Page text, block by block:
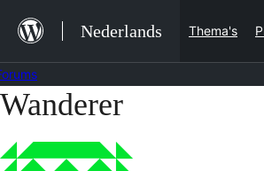
naar
de
inhoud
Nederlands Thema's
Ga
de
Wanderer